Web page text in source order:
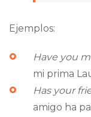
Ejemplos:
Have you
mi prima
Has your
amigo ha